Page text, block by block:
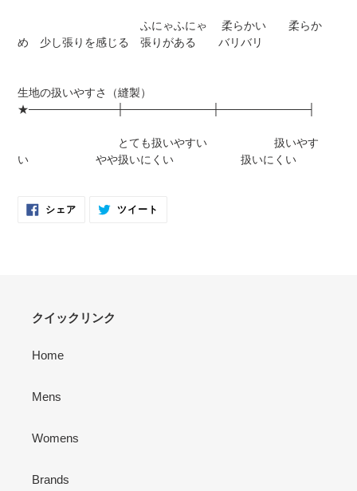
ふにゃふにゃ 柔らかい 柔らか
め 少し張りを感じる 張りがある バリバリ
生地の扱いやすさ（縫製）
★───────────┼───────────┼───────────┤
とても扱いやすい 扱いやす
い やや扱いにくい 扱いにくい
シェアFACEBOOKツイート
クイックリンク
Home
Mens
Womens
Brands